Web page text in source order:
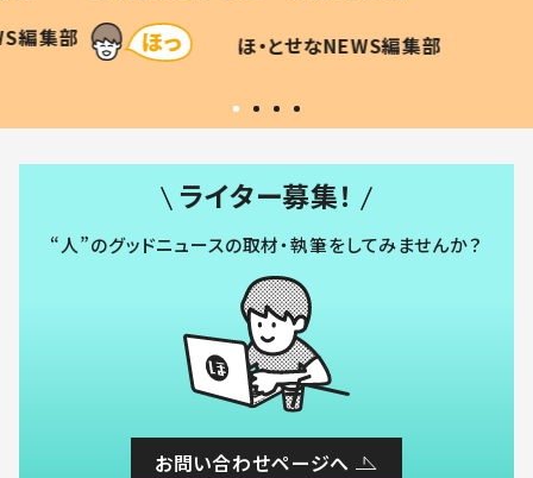
の親
編集部 「涙が出ました」「可愛くて仕方な
い」
ほ・とせなNEWS編集部
ライター募集！
“人”のグッドニュースの取材・執筆をしてみませんか？
お問い合わせページへ